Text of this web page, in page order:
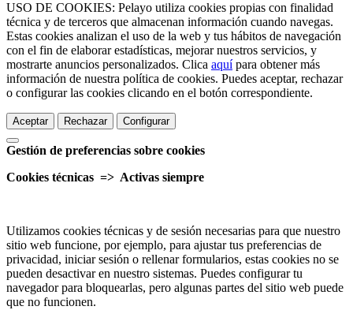
USO DE COOKIES: Pelayo utiliza cookies propias con finalidad
técnica y de terceros que almacenan información cuando navegas.
Estas cookies analizan el uso de la web y tus hábitos de navegación
con el fin de elaborar estadísticas, mejorar nuestros servicios, y
mostrarte anuncios personalizados. Clica aquípara obtener más
información de nuestra política de cookies. Puedes aceptar, rechazar
o configurar las cookies clicando en el botón correspondiente.
Aceptar Rechazar Configurar
Gestión de preferencias sobre cookies
Cookies técnicas => Activas siempre
Utilizamos cookies técnicas y de sesión necesarias para que nuestro
sitio web funcione, por ejemplo, para ajustar tus preferencias de
privacidad, iniciar sesión o rellenar formularios, estas cookies no se
pueden desactivar en nuestro sistemas. Puedes configurar tu
navegador para bloquearlas, pero algunas partes del sitio web puede
que no funcionen.